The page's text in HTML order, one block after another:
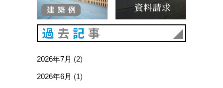
2026年7月 (2)
2026年6月 (1)